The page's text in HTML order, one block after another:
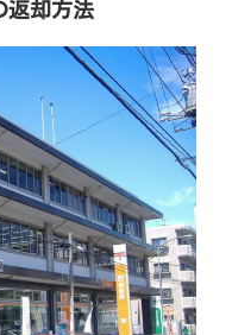
返却方法